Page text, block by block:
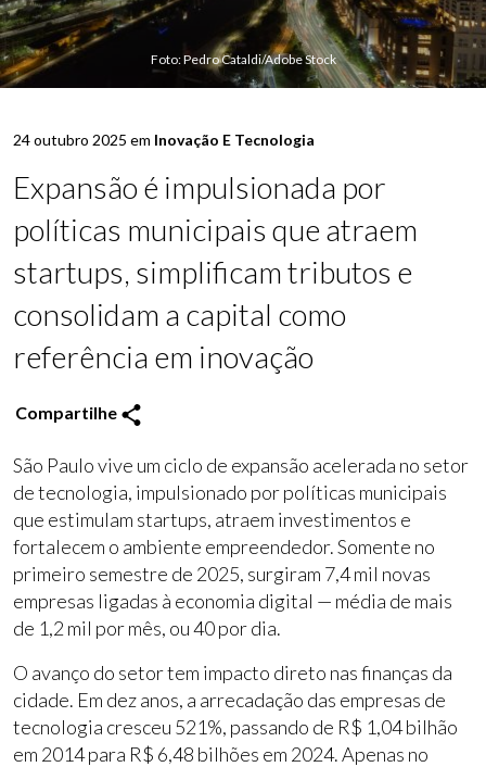
Foto: Pedro Cataldi/Adobe Stock
24 outubro 2025 em Inovação E Tecnologia
Expansão é impulsionada por
políticas municipais que atraem
startups, simplificam tributos e
consolidam a capital como
referência em inovação
Compartilhe
São Paulo vive um ciclo de expansão acelerada no setor
de tecnologia, impulsionado por políticas municipais
que estimulam startups, atraem investimentos e
fortalecem o ambiente empreendedor. Somente no
primeiro semestre de 2025, surgiram 7,4 mil novas
empresas ligadas à economia digital — média de mais
de 1,2 mil por mês, ou 40 por dia.
O avanço do setor tem impacto direto nas finanças da
cidade. Em dez anos, a arrecadação das empresas de
tecnologia cresceu 521%, passando de R$ 1,04 bilhão
em 2014 para R$ 6,48 bilhões em 2024. Apenas no